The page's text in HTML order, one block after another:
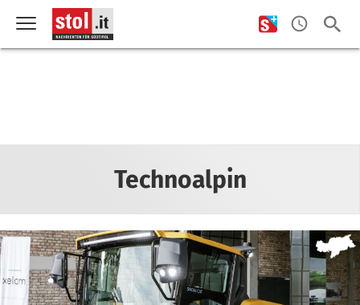
Technoalpin